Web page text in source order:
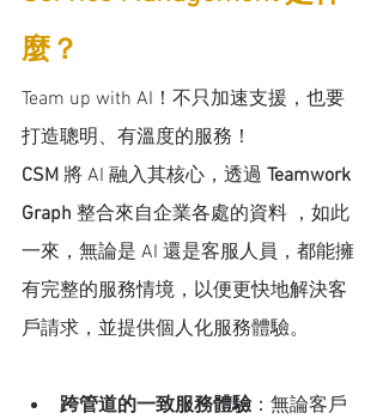
麼？
Team up with AI！不只加速支援，也要
打造聰明、有溫度的服務！
CSM 將 AI 融入其核心，透過 Teamwork
Graph 整合來自企業各處的資料 ，如此
一來，無論是 AI 還是客服人員，都能擁
有完整的服務情境，以便更快地解決客
戶請求，並提供個人化服務體驗。
跨管道的一致服務體驗 ：無論客戶